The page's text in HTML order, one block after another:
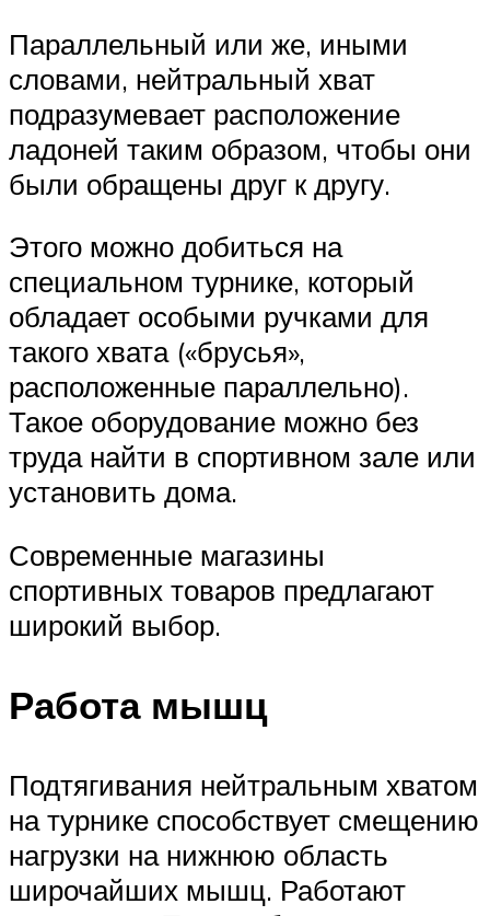
Параллельный или же, иными
словами, нейтральный хват
подразумевает расположение
ладоней таким образом, чтобы они
были обращены друг к другу.
Этого можно добиться на
специальном турнике, который
обладает особыми ручками для
такого хвата («брусья»,
расположенные параллельно).
Такое оборудование можно без
труда найти в спортивном зале или
установить дома.
Современные магазины
спортивных товаров предлагают
широкий выбор.
Работа мышц
Подтягивания нейтральным хватом
на турнике способствует смещению
нагрузки на нижнюю область
широчайших мышц. Работают